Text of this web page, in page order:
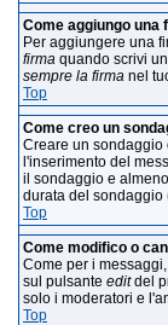
Come aggiungo una
Per aggiungere una
firma quando scrivi
sempre la firma nel
Top
Come creo un
Creare un sondaggio
l'inserimento del
il sondaggio e
durata del sondaggio
Top
Come modifico o
Come per i
sul pulsante editdel
solo i moderatori e
Top